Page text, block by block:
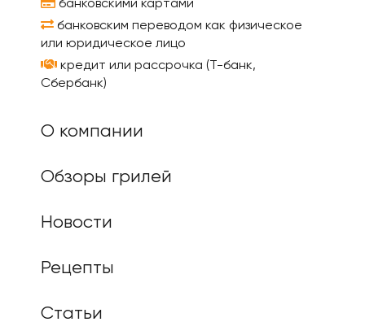
банковскими картами
банковским переводом как физическое
или юридическое лицо
кредит или рассрочка (Т-банк,
Сбербанк)
О компании
Обзоры грилей
Новости
Рецепты
Статьи